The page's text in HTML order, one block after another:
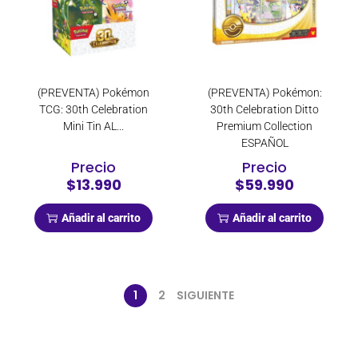
(PREVENTA) Pokémon
TCG: 30th Celebration
Mini Tin AL...
Precio
$13.990
Añadir al carrito
(PREVENTA) Pokémon:
30th Celebration Ditto
Premium Collection
ESPAÑOL
Precio
$59.990
Añadir al carrito
1 2 SIGUIENTE